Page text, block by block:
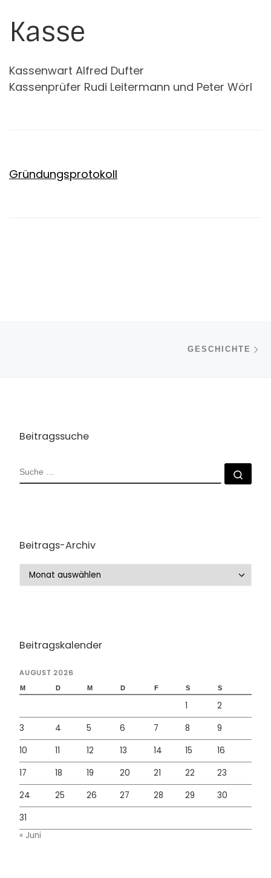
Kasse
Kassenwart Alfred Dufter
Kassenprüfer Rudi Leitermann und Peter Wörl
Gründungsprotokoll
GESCHICHTE
Beitragssuche
SUCHE
Beitrags-Archiv
Beitragskalender
AUGUST 2026
M D M D F S S
1
2
3
4 5 6 7 8
9
10
11 12 13 14 15
16
17
18 19 20 21 22
23
24
25 26 27 28 29
30
31
« Juni